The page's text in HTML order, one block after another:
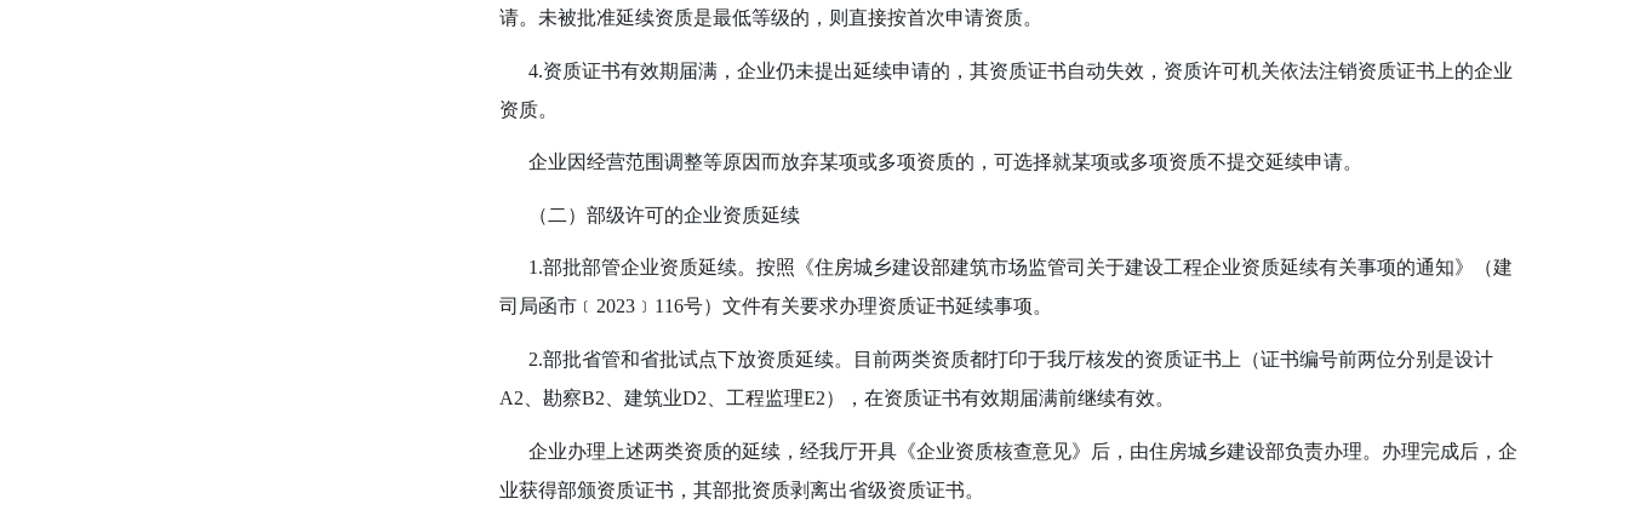
请。未被批准延续资质是最低等级的，则直接按首次申请资质。
4.资质证书有效期届满，企业仍未提出延续申请的，其资质证书自动失效，资质许可机关依法注销资质证书上的企业
资质。
企业因经营范围调整等原因而放弃某项或多项资质的，可选择就某项或多项资质不提交延续申请。
（二）部级许可的企业资质延续
1.部批部管企业资质延续。按照《住房城乡建设部建筑市场监管司关于建设工程企业资质延续有关事项的通知》（建
司局函市﹝ 2023﹞ 116号）文件有关要求办理资质证书延续事项。
2.部批省管和省批试点下放资质延续。目前两类资质都打印于我厅核发的资质证书上（证书编号前两位分别是设计
A2、勘察B2、建筑业D2、工程监理E2），在资质证书有效期届满前继续有效。
企业办理上述两类资质的延续，经我厅开具《企业资质核查意见》后，由住房城乡建设部负责办理。办理完成后，企
业获得部颁资质证书，其部批资质剥离出省级资质证书。